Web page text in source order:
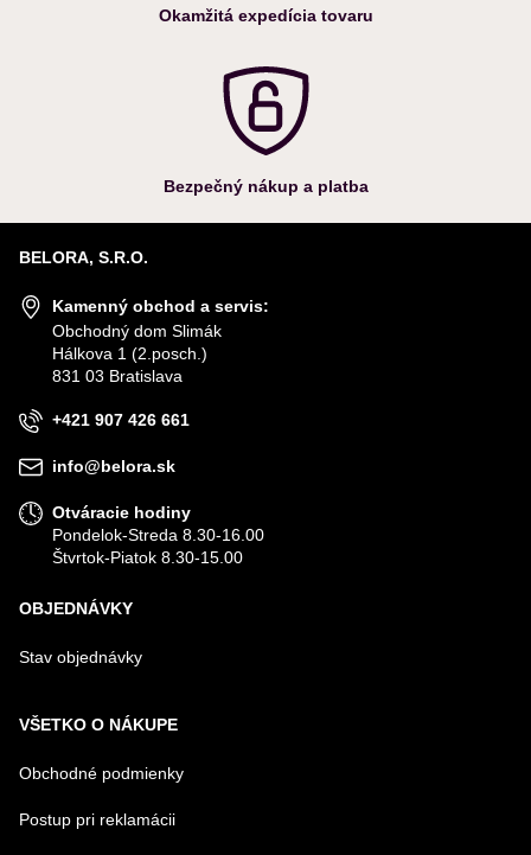
Okamžitá expedícia tovaru
Bezpečný nákup a platba
BELORA, S.R.O.
Kamenný obchod a servis:
Obchodný dom Slimák
Hálkova 1 (2.posch.)
831 03 Bratislava
+421 907 426 661
info@belora.sk
Otváracie hodiny
Pondelok-Streda 8.30-16.00
Štvrtok-Piatok 8.30-15.00
OBJEDNÁVKY
Stav objednávky
VŠETKO O NÁKUPE
Obchodné podmienky
Postup pri reklamácii